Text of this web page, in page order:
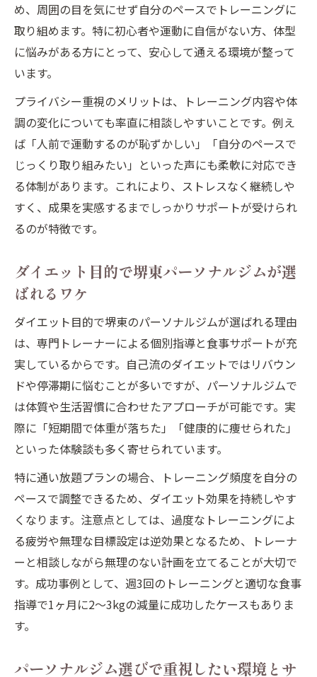
パーソナルジムが叶える理想のボディメイ
ク法
ボディメイクで成果が出るパーソナルジム
食事指導が充実したパーソナルジムの選び
方
堺市でボディメイクに強いパーソナルジム
活用術
パーソナルジムで無理なく続くボディメイ
ク習慣
め、周囲の目を気にせず自分のペースでトレーニングに
取り組めます。特に初心者や運動に自信がない方、体型
に悩みがある方にとって、安心して通える環境が整って
います。
プライバシー重視のメリットは、トレーニング内容や体
調の変化についても率直に相談しやすいことです。例え
ば「人前で運動するのが恥ずかしい」「自分のペースで
じっくり取り組みたい」といった声にも柔軟に対応でき
る体制があります。これにより、ストレスなく継続しや
すく、成果を実感するまでしっかりサポートが受けられ
るのが特徴です。
ダイエット目的で堺東パーソナルジムが選
ばれるワケ
ダイエット目的で堺東のパーソナルジムが選ばれる理由
は、専門トレーナーによる個別指導と食事サポートが充
実しているからです。自己流のダイエットではリバウン
ドや停滞期に悩むことが多いですが、パーソナルジムで
は体質や生活習慣に合わせたアプローチが可能です。実
際に「短期間で体重が落ちた」「健康的に痩せられた」
といった体験談も多く寄せられています。
特に通い放題プランの場合、トレーニング頻度を自分の
ペースで調整できるため、ダイエット効果を持続しやす
くなります。注意点としては、過度なトレーニングによ
る疲労や無理な目標設定は逆効果となるため、トレーナ
ーと相談しながら無理のない計画を立てることが大切で
す。成功事例として、週3回のトレーニングと適切な食事
指導で1ヶ月に2〜3kgの減量に成功したケースもありま
す。
パーソナルジム選びで重視したい環境とサ